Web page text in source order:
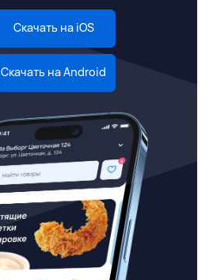
Скачать на iOS
Скачать на Android